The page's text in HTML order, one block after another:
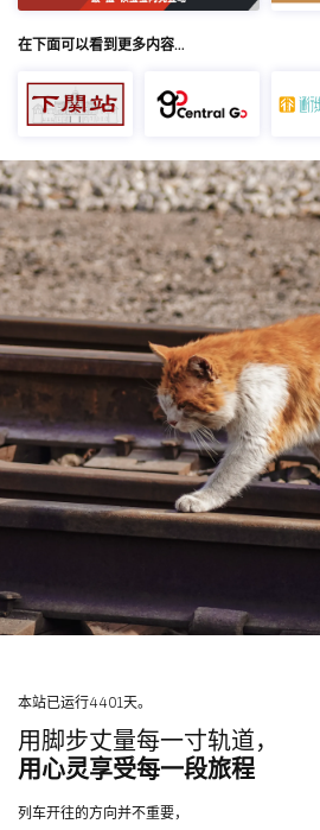
在下面可以看到更多内容…
本站已运行4401天。
用脚步丈量每一寸轨道，
用心灵享受每一段旅程
列车开往的方向并不重要，